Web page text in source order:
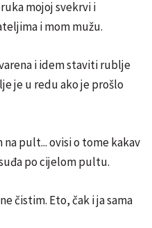
mojoj svekrvi i
i mom mužu.
i idem staviti rublje
je u redu ako je prošlo
na pult... ovisi o tome kakav
po cijelom pultu.
čistim. Eto, čak i ja sama